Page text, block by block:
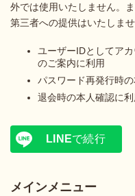
外では使用いたしません。
第三者への提供はいたしませ
ユーザーIDとしてア
のご案内に利用
パスワード再発行時
退会時の本人確認に利
LINEで続行
メインメニュー